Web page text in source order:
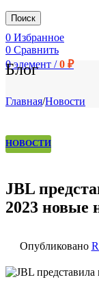
Поиск
0 Избранное
0 Сравнить
0элемент / 0 ₽
Блог
Главная/Новости
НОВОСТИ
JBL
2023 новые
Опубликовано